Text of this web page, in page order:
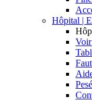
Hôpital |